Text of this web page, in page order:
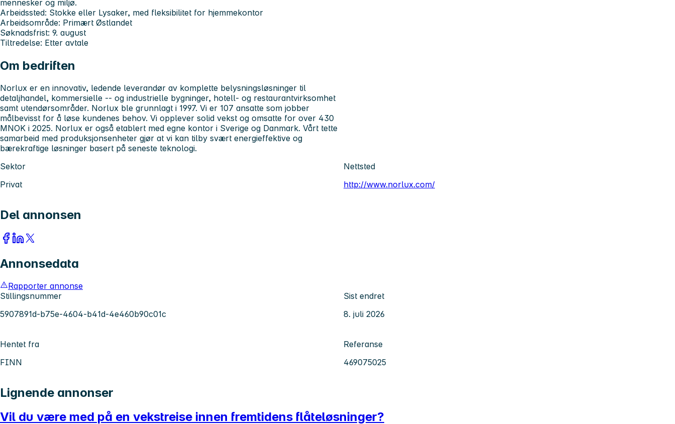
mennesker og miljø.
Arbeidssted: Stokke eller Lysaker, med fleksibilitet for hjemmekontor
Arbeidsområde: Primært Østlandet
Søknadsfrist: 9. august
Tiltredelse: Etter avtale
Om bedriften
Norlux er en innovativ, ledende leverandør av komplette belysningsløsninger til
detaljhandel, kommersielle -- og industrielle bygninger, hotell- og restaurantvirksomhet
samt utendørsområder. Norlux ble grunnlagt i 1997. Vi er 107 ansatte som jobber
målbevisst for å løse kundenes behov. Vi opplever solid vekst og omsatte for over 430
MNOK i 2025. Norlux er også etablert med egne kontor i Sverige og Danmark. Vårt tette
samarbeid med produksjonsenheter gjør at vi kan tilby svært energieffektive og
bærekraftige løsninger basert på seneste teknologi.
Sektor
Privat
Nettsted
http://www.norlux.com/
Del annonsen
Annonsedata
Rapporter annonse
Stillingsnummer
5907891d-b75e-4604-b41d-4e460b90c01c
Sist endret
8. juli 2026
Hentet fra
FINN
Referanse
469075025
Lignende annonser
Vil du være med på en vekstreise innen fremtidens flåteløsninger?